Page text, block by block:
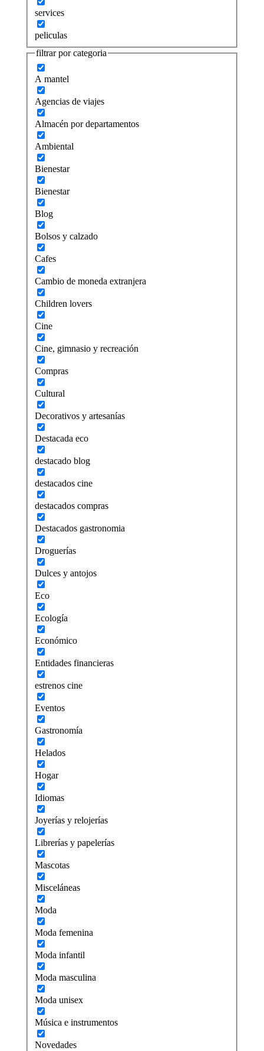
services
peliculas
filtrar por categoria
A mantel
Agencias de viajes
Almacén por departamentos
Ambiental
Bienestar
Bienestar
Blog
Bolsos y calzado
Cafes
Cambio de moneda extranjera
Children lovers
Cine
Cine, gimnasio y recreación
Compras
Cultural
Decorativos y artesanías
Destacada eco
destacado blog
destacados cine
destacados compras
Destacados gastronomia
Droguerías
Dulces y antojos
Eco
Ecología
Económico
Entidades financieras
estrenos cine
Eventos
Gastronomía
Helados
Hogar
Idiomas
Joyerías y relojerías
Librerías y papelerías
Mascotas
Misceláneas
Moda
Moda femenina
Moda infantil
Moda masculina
Moda unisex
Música e instrumentos
Novedades